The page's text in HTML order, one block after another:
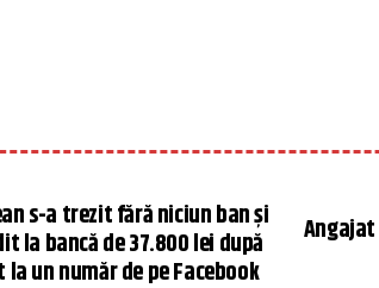
s-a trezit fără niciun ban și
la bancă de 37.800 lei după
la un număr de pe Facebook